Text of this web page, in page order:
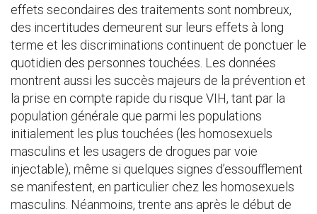
effets secondaires des traitements sont nombreux,
des incertitudes demeurent sur leurs effets à long
terme et les discriminations continuent de ponctuer le
quotidien des personnes touchées. Les données
montrent aussi les succès majeurs de la prévention et
la prise en compte rapide du risque VIH, tant par la
population générale que parmi les populations
initialement les plus touchées (les homosexuels
masculins et les usagers de drogues par voie
injectable), même si quelques signes d’essoufflement
se manifestent, en particulier chez les homosexuels
masculins. Néanmoins, trente ans après le début de